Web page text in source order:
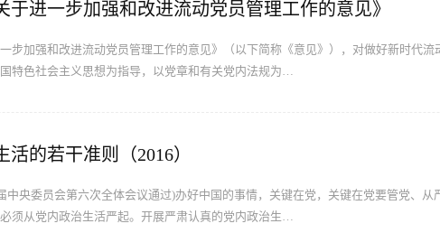
于进一步加强和改进流动党员管理工作的意见》
步加强和改进流动党员管理工作的意见》（以下简称《意见》），对做好新时代流
特色社会主义思想为指导，以党章和有关党内法规为…
的若干准则（2016）
中央委员会第六次全体会议通过)办好中国的事情，关键在党，关键在党要管党、从
须从党内政治生活严起。开展严肃认真的党内政治生…